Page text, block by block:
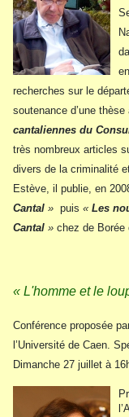
recherches sur le
soutenance d’une
cantaliennes du
très nombreux articles
divers de la criminalité
Estève, il publie, en
Cantal » puis « Les
Cantal » chez de Borée
« L'homme et le
Conférence proposée
l’Université de Caen.
Dimanche 27 juillet à